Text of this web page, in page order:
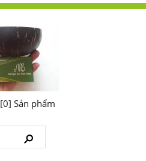
[0] Sản phẩm